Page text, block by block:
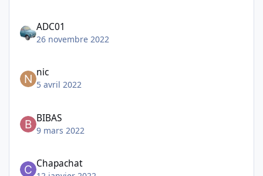
ADC01
26 novembre 2022
nic
5 avril 2022
BIBAS
9 mars 2022
Chapachat